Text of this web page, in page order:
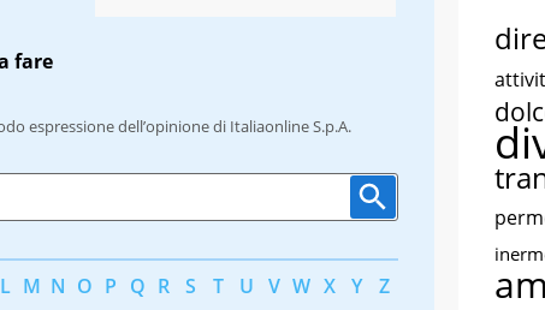
fare
espressione dell’opinione di Italiaonline S.p.A.
L M N O P Q R S T U V W X Y Z